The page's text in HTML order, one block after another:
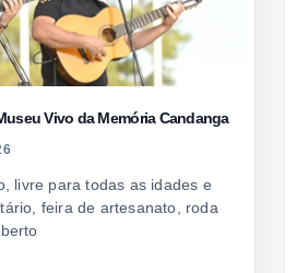
Vivo da Memória Candanga
livre para todas as idades e
feira de artesanato, roda